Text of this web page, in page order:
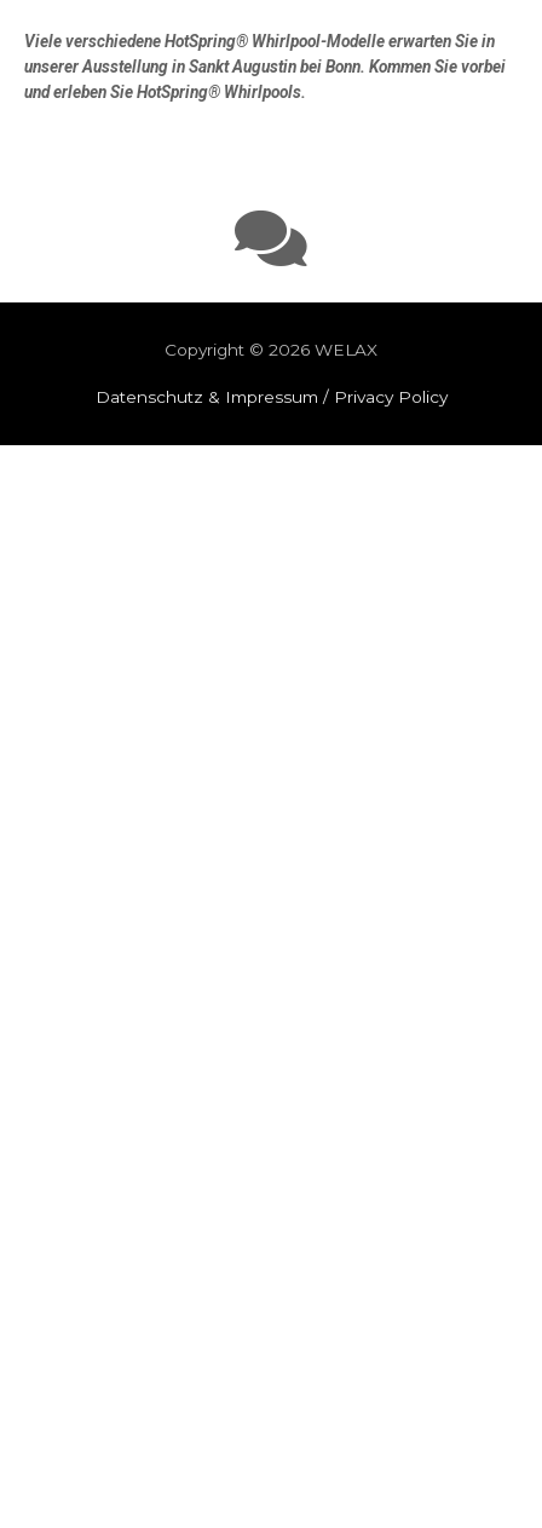
Viele verschiedene HotSpring® Whirlpool-Modelle erwarten Sie in
unserer Ausstellung in Sankt Augustin bei Bonn. Kommen Sie vorbei
und erleben Sie HotSpring® Whirlpools.
Copyright © 2026 WELAX
Datenschutz & Impressum / Privacy Policy